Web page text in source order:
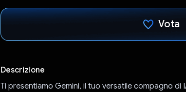
Vota
Descrizione
Ti presentiamo Gemini, il tuo versatile compagno di